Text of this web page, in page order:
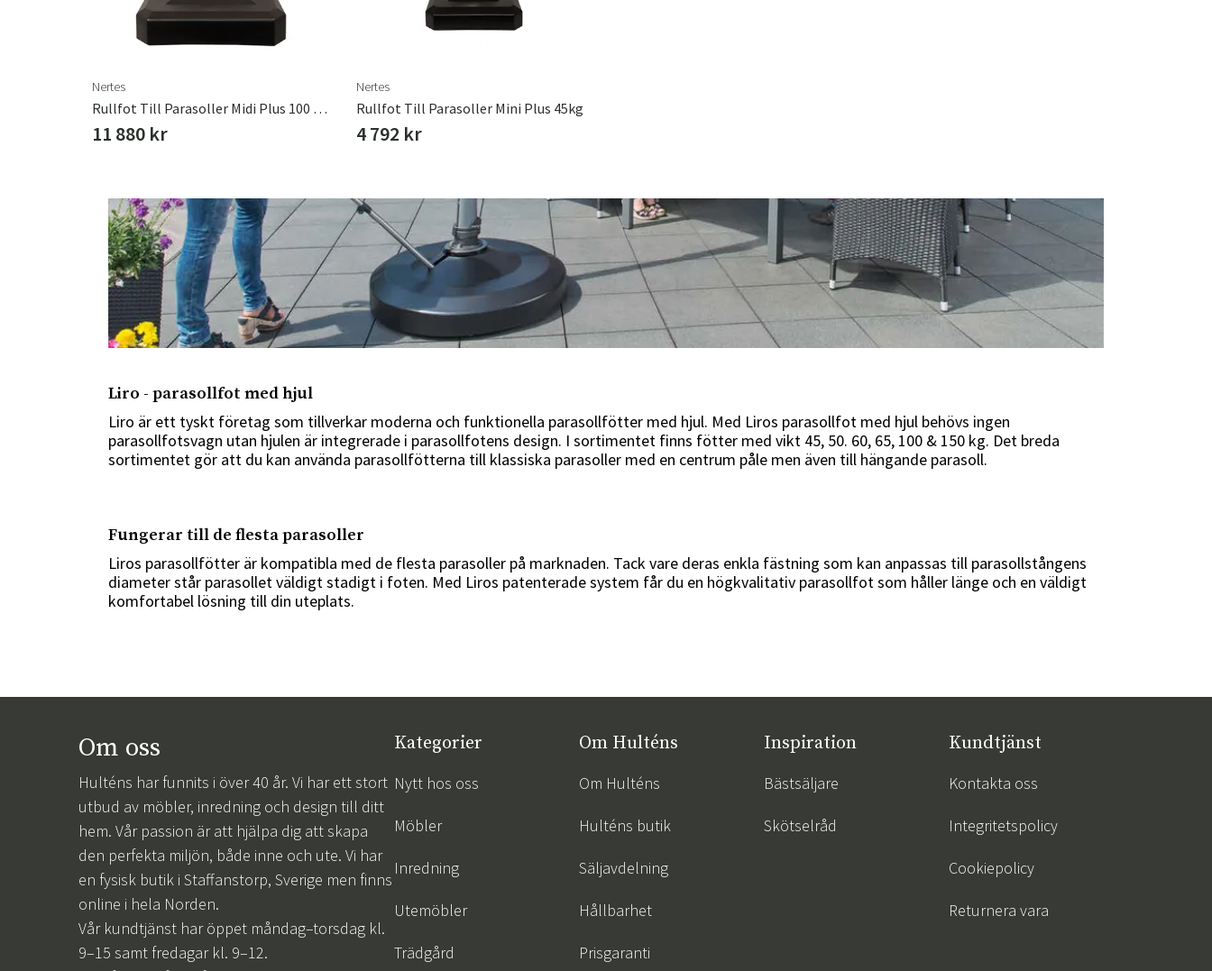
Nertes
Rullfot Till Parasoller Midi Plus 100 Kg
11 880 kr
Nertes
Rullfot Till Parasoller Mini Plus 45kg
4 792 kr
Liro - parasollfot med hjul
Liro är ett tyskt företag som tillverkar moderna och funktionella parasollfötter med hjul. Med Liros parasollfot med hjul behövs ingen
parasollfotsvagn utan hjulen är integrerade i parasollfotens design. I sortimentet finns fötter med vikt 45, 50. 60, 65, 100 & 150 kg. Det breda
sortimentet gör att du kan använda parasollfötterna till klassiska parasoller med en centrum påle men även till hängande parasoll.
Fungerar till de flesta parasoller
Liros parasollfötter är kompatibla med de flesta parasoller på marknaden. Tack vare deras enkla fästning som kan anpassas till parasollstångens
diameter står parasollet väldigt stadigt i foten. Med Liros patenterade system får du en högkvalitativ parasollfot som håller länge och en väldigt
komfortabel lösning till din uteplats.
Om oss
Hulténs har funnits i över 40 år. Vi har ett stort
utbud av möbler, inredning och design till ditt
hem. Vår passion är att hjälpa dig att skapa
den perfekta miljön, både inne och ute. Vi har
en fysisk butik i Staffanstorp, Sverige men finns
online i hela Norden.
Vår kundtjänst har öppet måndag–torsdag kl.
9–15 samt fredagar kl. 9–12.
Kategorier
Nytt hos oss
Möbler
Inredning
Utemöbler
Trädgård
Om Hulténs
Om Hulténs
Hulténs butik
Säljavdelning
Hållbarhet
Prisgaranti
Inspiration
Bästsäljare
Skötselråd
Kundtjänst
Kontakta oss
Integritetspolicy
Cookiepolicy
Returnera vara